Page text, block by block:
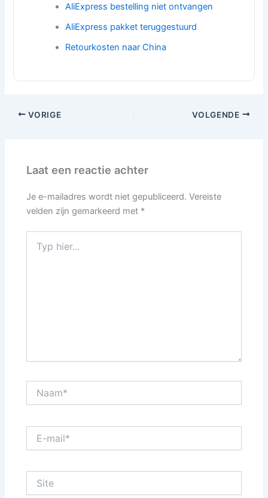
AliExpress bestelling niet ontvangen
AliExpress pakket teruggestuurd
Retourkosten naar China
VORIGE VOLGENDE
Laat een reactie achter
Je e-mailadres wordt niet gepubliceerd. Vereiste
velden zijn gemarkeerd met *
hier...
mail*